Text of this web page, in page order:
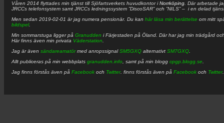
Våren 2014 flyttades min tjänst till Sjöfartsverkets huvudkontor iNorrköping . Där arbetade
JRCCs telefonsystem samt JRCCs ledningssystem ”DiscoSAR” och ”NILS” – i en delad
Men sedan 2019-02-01 är jag numera pensionär. Du kan här läsa min berättelse om mitt
bildspel.
Min sommarstuga ligger på Granudden i Färjestaden på Öland. Där har jag min trädgård
Här finns även min privata Väderstation
Jag är även sändareamatörmed anropssignalSM5GXQ alternativt SM7GXQ
Allt publiceras på min webbplats granudden.info , samt på min blogg cpgp.blogg.se
Jag finns förstås även på Facebook och Twitter. finns förstås även på Facebook och Twitter.